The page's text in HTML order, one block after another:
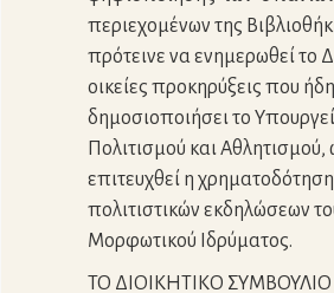
περιεχομένων της
πρότεινε να ενημερωθεί το
οικείες προκηρύξεις που
δημοσιοποιήσει το
Πολιτισμού και Αθλητισμού,
επιτευχθεί η
πολιτιστικών εκδηλώσεων
Μορφωτικού Ιδρύματος.
TO ΔΙΟΙΚΗΤΙΚΟ ΣΥΜΒΟΥΛΙΟ